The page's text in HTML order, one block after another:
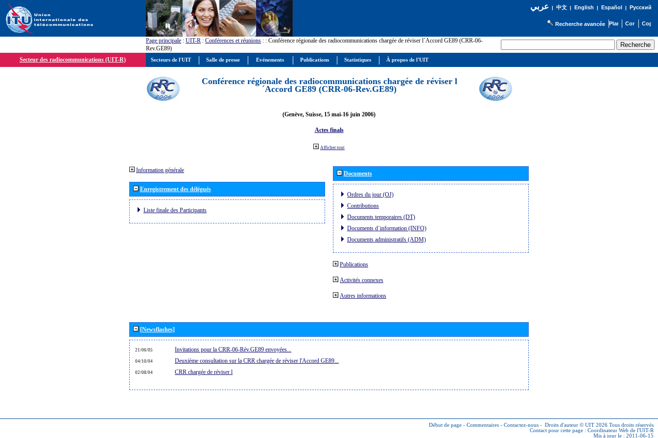
عربي| 中文| English | Español | Русский
Recherche avancée
Page principale : UIT-R : Conférences et réunions : : Conférence régionale des radiocommunications chargée de réviser l´Accord GE89 (CRR-06-
Rev.GE89)
Secteur des radiocommunications (UIT-R)
Conférence régionale des radiocommunications chargée de réviser l
´Accord GE89 (CRR-06-Rev.GE89)
(Genève, Suisse, 15 mai-16 juin 2006)
Actes finals
Afficher tout
Information générale
Enregistrement des délégués
Liste finale des Participants
Documents
Ordres du jour (OJ)
Contributions
Documents temporaires (DT)
Documents d´information (INFO)
Documents administratifs (ADM)
Publications
Activités connexes
Autres informations
[Newsflashes]
21/06/05 Invitations pour la CRR-06-Rév.GE89 envoyées...
04/10/04 Deuxième consultation sur la CRR chargée de réviser l'Accord GE89...
02/08/04 CRR chargée de réviser l
Début de page - Commentaires - Contactez-nous - Droits d'auteur © UIT 2026 Tous droits réservés
Contact pour cette page : Coordinateur Web de l'UIT-R
Mis à jour le : 2011-06-15
Secteurs de l'UIT Salle de presse Evénements Publications Statistiques À propos de l'UIT